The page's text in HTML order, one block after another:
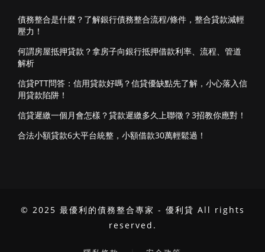
債務整合是什麼？了解銀行債務整合流程/條件，整合貸款減輕
壓力！
何謂房屋抵押貸款？拿房子向銀行抵押借款利率、流程、管道
解析
信貸PTT問答：信用貸款好嗎？信貸優缺點先了解，小心落入信
用貸款陷阱！
信貸遲繳一個月會怎樣？貸款遲繳多久上聯徵？3招教你應對！
合法小額貸款6大平台統整，小額借款30萬輕鬆過！
© 2025 最優利的債務整合專家 - 優利貸 All rights
reserved.